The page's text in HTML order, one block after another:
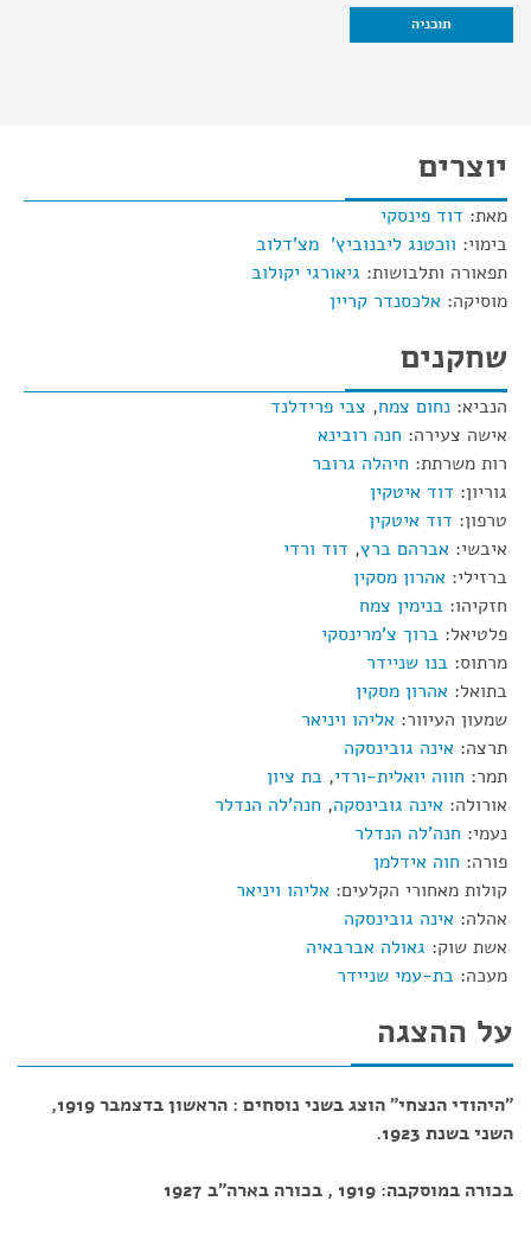
תוכניה
יוצרים
מאת: דוד פינסקי
בימוי: ווכטנג ליבנוביץ' מצ'דלוב
תפאורה ותלבושות: גיאורגי יקולוב
מוסיקה: אלכסנדר קריין
שחקנים
הנביא: נחום צמח, צבי פרידלנד
אישה צעירה: חנה רובינא
רות משרתת: חיהלה גרובר
גוריון: דוד איטקין
טרפון: דוד איטקין
איבשי: אברהם ברץ, דוד ורדי
ברזילי: אהרון מסקין
חזקיהו: בנימין צמח
פלטיאל: ברוך צ'מרינסקי
מרתוס: בנו שניידר
בתואל: אהרון מסקין
שמעון העיוור: אליהו ויניאר
תרצה: אינה גובינסקה
תמר: חווה יואלית-ורדי, בת ציון
אורולה: אינה גובינסקה, חנה'לה הנדלר
נעמי: חנה'לה הנדלר
פורה: חוה אידלמן
קולות מאחורי הקלעים: אליהו ויניאר
אהלה: אינה גובינסקה
אשת שוק: גאולה אברבאיה
מעכה: בת-עמי שניידר
על ההצגה
"היהודי הנצחי" הוצג בשני נוסחים : הראשון בדצמבר 1919,
השני בשנת 1923.
בכורה במוסקבה: 1919 , בכורה בארה"ב 1927